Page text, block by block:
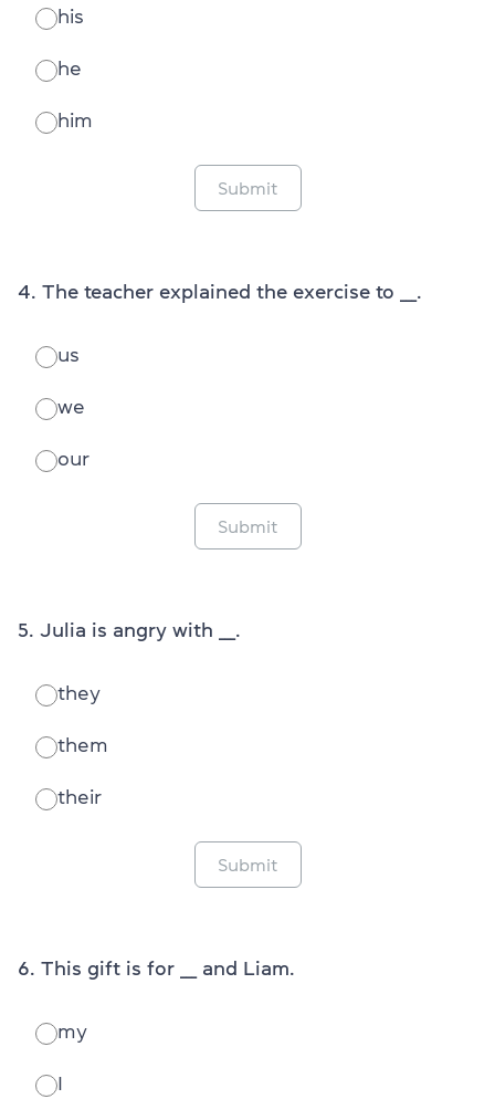
his
he
him
Submit
4. The teacher explained the exercise to ___.
us
we
our
Submit
5. Julia is angry with ___.
they
them
their
Submit
6. This gift is for ___ and Liam.
my
I